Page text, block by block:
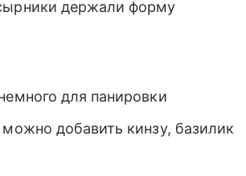
держали форму
для панировки
добавить кинзу, базилик